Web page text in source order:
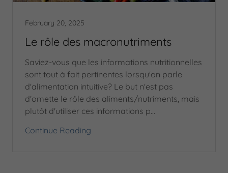
February 20, 2025
Le rôle des macronutriments
Saviez-vous que les informations nutritionnelles
sont tout à fait pertinentes lorsqu'on parle
d'alimentation intuitive? Le but n'est pas
d'omette le rôle des aliments/nutriments, mais
plutôt d'utiliser ces informations p...
Continue Reading